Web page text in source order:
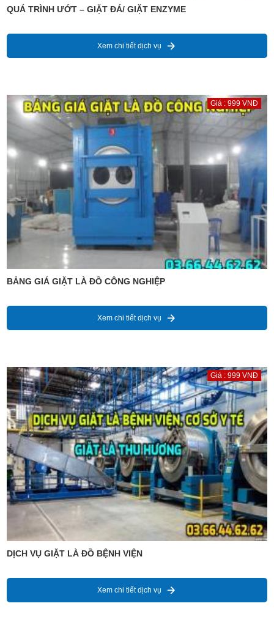
QUÁ TRÌNH ƯỚT – GIẶT ĐÁ/ GIẶT ENZYME
Xem chi tiết dịch vụ
Giá : 999 VNĐ
BẢNG GIÁ GIẶT LÀ ĐỒ CÔNG NGHIỆP
Xem chi tiết dịch vụ
Giá : 999 VNĐ
DỊCH VỤ GIẶT LÀ ĐỒ BỆNH VIỆN
Xem chi tiết dịch vụ